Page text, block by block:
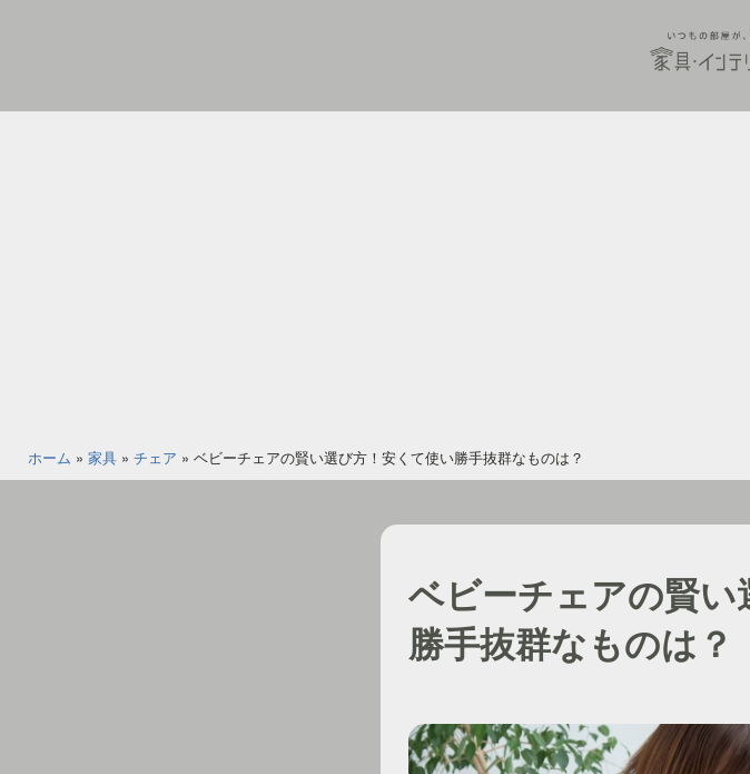
家
ホーム » 家具 » チェア » ベビーチェアの賢い選び方！安くて使い勝手抜群なものは？
ベビーチェアの賢
勝手抜群なものは？